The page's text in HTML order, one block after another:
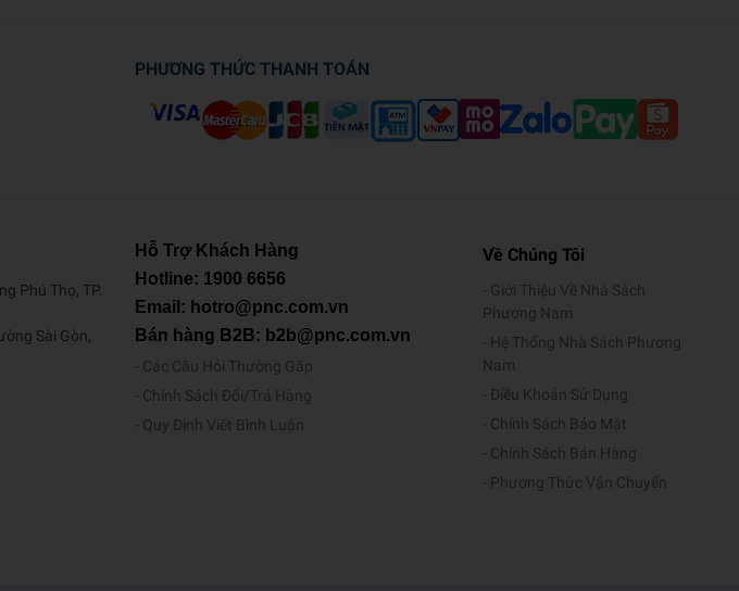
PHƯƠNG THỨC THANH TOÁN
Phú Thọ, TP.
Sài Gòn,
Hỗ Trợ Khách Hàng
Hotline: 1900 6656
Email: hotro@pnc.com.vn
Bán hàng B2B: b2b@pnc.com.vn
Các Câu Hỏi Thường Gặp
Chính Sách Đổi/Trả Hàng
Quy Định Viết Bình Luận
Về Chúng Tôi
Giới Thiệu Về Nhà Sách
Phương Nam
Hệ Thống Nhà Sách Phương
Nam
Điều Khoản Sử Dụng
Chính Sách Bảo Mật
Chính Sách Bán Hàng
Phương Thức Vận Chuyển